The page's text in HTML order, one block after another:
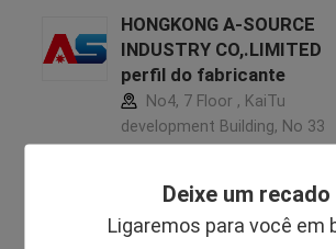
Deixe um recado
Ligaremos para você em
HONGKONG A-SOURCE
INDUSTRY CO,.LIMITED
perfil do fabricante
No4, 7 Floor , KaiTu
development Building, No 33
5.0
Fornecedor verificado